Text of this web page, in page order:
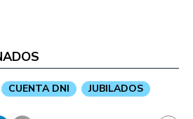
CUENTA DNI JUBILADOS